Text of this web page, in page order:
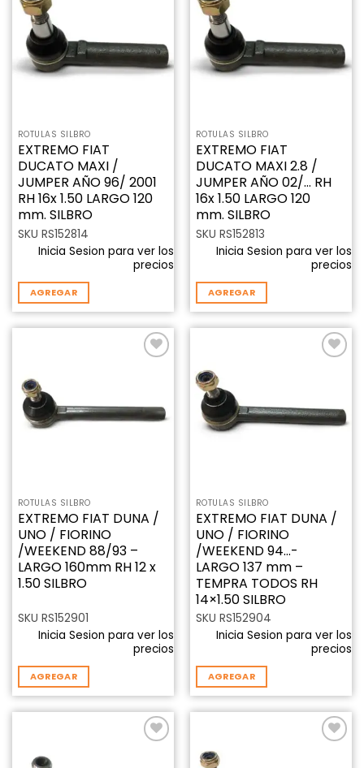
ROTULAS SILBRO
EXTREMO FIAT
DUCATO MAXI /
JUMPER AÑO 96/ 2001
RH 16x 1.50 LARGO 120
mm. SILBRO
SKU RS152814
Inicia Sesion para ver los
precios
AGREGAR
ROTULAS SILBRO
EXTREMO FIAT
DUCATO MAXI 2.8 /
JUMPER AÑO 02/… RH
16x 1.50 LARGO 120
mm. SILBRO
SKU RS152813
Inicia Sesion para ver los
precios
AGREGAR
ROTULAS SILBRO
EXTREMO FIAT DUNA /
UNO / FIORINO
/WEEKEND 88/93 –
LARGO 160mm RH 12 x
1.50 SILBRO
SKU RS152901
Inicia Sesion para ver los
precios
AGREGAR
ROTULAS SILBRO
EXTREMO FIAT DUNA /
UNO / FIORINO
/WEEKEND 94…-
LARGO 137 mm –
TEMPRA TODOS RH
14×1.50 SILBRO
SKU RS152904
Inicia Sesion para ver los
precios
AGREGAR